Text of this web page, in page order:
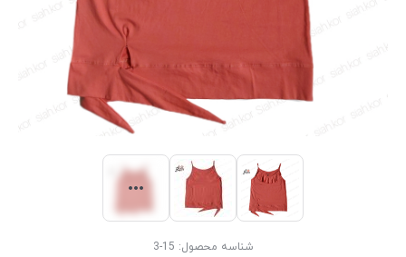
شناسه محصول: 15-3